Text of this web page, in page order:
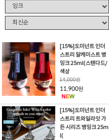
[15%]도미넌트 인더
스트리 알케미스트 병
잉크 25ml(스탠다드/
색상
14,000원
11,900원
[15%]도미넌트 인더
스트리 트와일라잇 가
든 시리즈 병잉크 25m
l(